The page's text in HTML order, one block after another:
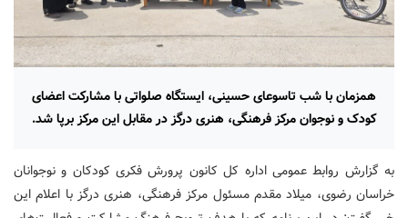
همزمان با شب تاسوعای حسینی، ایستگاه صلواتی با مشارکت اعضای
کودک و نوجوان مرکز فرهنگی، هنری درگز در مقابل این مرکز برپا شد.
به گزارش روابط عمومی اداره کل کانون پرورش فکری کودکان و نوجوانان
خراسان رضوی، میلاد مقدم مسئول مرکز فرهنگی، هنری درگز با اعلام این